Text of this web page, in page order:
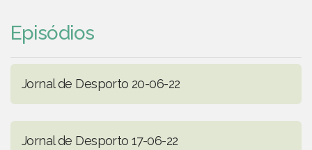
Episódios
Jornal de Desporto 20-06-22
Jornal de Desporto 17-06-22